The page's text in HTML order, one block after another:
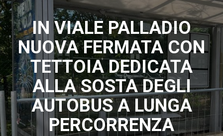
A
I
O
E
O
G
L
E
IN VIALE PALLADIO
NUOVA FERMATA CON
TETTOIA DEDICATA
ALLA SOSTA DEGLI
AUTOBUS A LUNGA
PERCORRENZA